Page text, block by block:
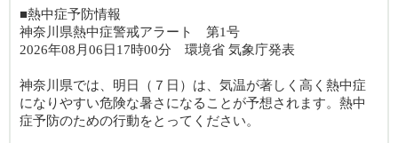
■熱中症予防情報
神奈川県熱中症警戒アラート 第1号
2026年08月06日17時00分 環境省 気象庁発表
神奈川県では、明日（７日）は、気温が著しく高く熱中症
になりやすい危険な暑さになることが予想されます。熱中
症予防のための行動をとってください。